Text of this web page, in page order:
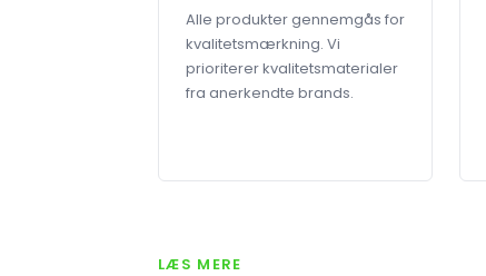
Alle produkter gennemgås for
kvalitetsmærkning. Vi
prioriterer kvalitetsmaterialer
fra anerkendte brands.
LÆS MERE